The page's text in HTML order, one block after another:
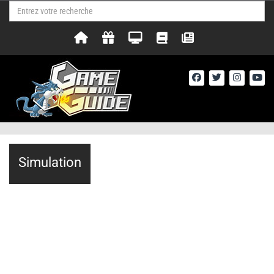
Simulation